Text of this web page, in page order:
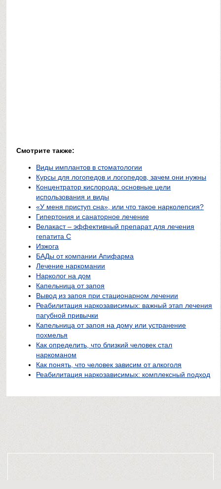
Смотрите также:
Виды имплантов в стоматологии
Курсы для логопедов и логопедов, зачем они нужны
Концентратор кислорода: основные цели
использования и виды
«У меня приступ сна», или что такое нарколепсия?
Гипертония и санаторное лечение
Велакаст – эффективный препарат для лечения
гепатита С
Изжога
БАДы от компании Апифарма
Лечение наркомании
Нарколог на дом
Капельница от запоя
Вывод из запоя при стационарном лечении
Реабилитация наркозависимых: важный этап лечения
пагубной привычки
Капельница от запоя на дому или устранение
похмелья
Как определить, что близкий человек стал
наркоманом
Как понять, что человек зависим от алкоголя
Реабилитация наркозависимых: комплексный подход